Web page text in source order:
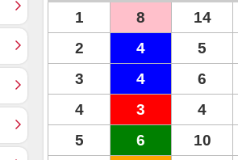
1 8 14
2
4 5
3
4 6
4
3 4
5
6 10